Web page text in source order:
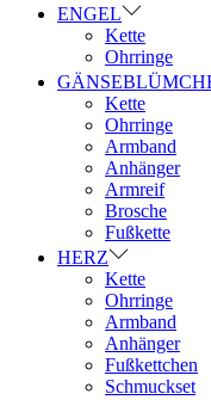
ENGEL
Kette
Ohrringe
Kette
Ohrringe
Armband
Anhänger
Armreif
Brosche
Fußkette
HERZ
Kette
Ohrringe
Armband
Anhänger
Fußkettchen
Schmuckset